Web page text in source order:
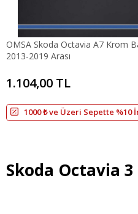
OMSA Skoda Octavia A7 Krom
2013-2019 Arası
1.104,00 TL
1000 ₺ ve Üzeri Sepette %10
Skoda Octavia 3